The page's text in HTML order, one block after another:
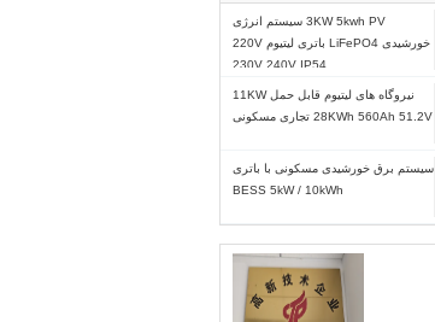
3KW 5kwh PV سیستم انرژی
خورشیدی LiFePO4 باتری لیتیوم 220V
230V 240V IP54
نیروگاه های لیتیوم قابل حمل 11KW
28KWh 560Ah 51.2V تجاری مسکونی
سیستم برق خورشیدی مسکونی با باتری
BESS 5kW / 10kWh